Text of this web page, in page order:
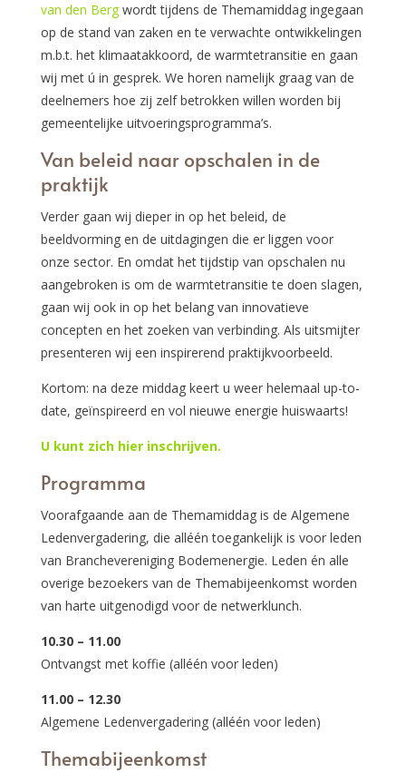
van den Bergwordt tijdens de Themamiddag ingegaan
op de stand van zaken en te verwachte ontwikkelingen
m.b.t. het klimaatakkoord, de warmtetransitie en gaan
wij met ú in gesprek. We horen namelijk graag van de
deelnemers hoe zij zelf betrokken willen worden bij
gemeentelijke uitvoeringsprogramma’s.
Van beleid naar opschalen in de
praktijk
Verder gaan wij dieper in op het beleid, de
beeldvorming en de uitdagingen die er liggen voor
onze sector. En omdat het tijdstip van opschalen nu
aangebroken is om de warmtetransitie te doen slagen,
gaan wij ook in op het belang van innovatieve
concepten en het zoeken van verbinding. Als uitsmijter
presenteren wij een inspirerend praktijkvoorbeeld.
Kortom: na deze middag keert u weer helemaal up-to-
date, geïnspireerd en vol nieuwe energie huiswaarts!
U kunt zich hier inschrijven.
Programma
Voorafgaande aan de Themamiddag is de Algemene
Ledenvergadering, die alléén toegankelijk is voor leden
van Branchevereniging Bodemenergie. Leden én alle
overige bezoekers van de Themabijeenkomst worden
van harte uitgenodigd voor de netwerklunch.
10.30 – 11.00
Ontvangst met koffie (alléén voor leden)
11.00 – 12.30
Algemene Ledenvergadering (alléén voor leden)
Themabijeenkomst